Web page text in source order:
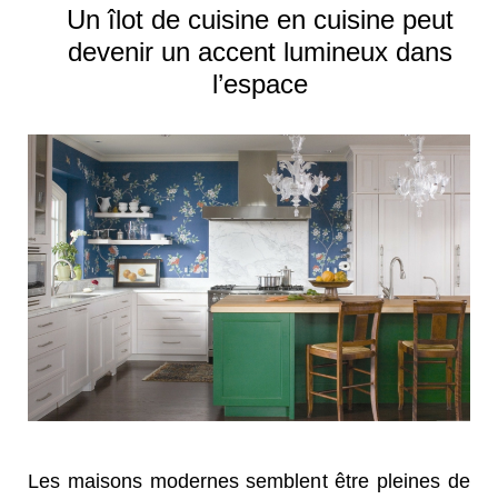
Un îlot de cuisine en cuisine peut
devenir un accent lumineux dans
l’espace
Les maisons modernes semblent être pleines de